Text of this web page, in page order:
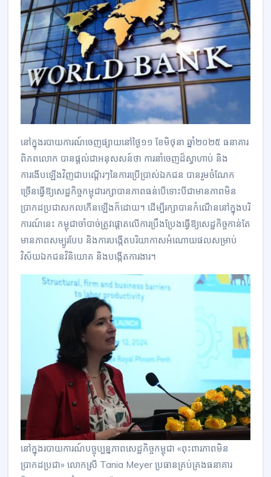
នៅក្នុងរបាយការណ៍ចេញផ្សាយនៅថ្ងៃ១១ ខែមិថុនា ឆ្នាំ២០២៥ ធនាគារ
ពិភពលោក បានផ្តល់ជាអនុសសន៍ថា ការនាំចេញដ៏ស្វាហាប់​ និង
ការងើបឡើងវិញជាបណ្តើរៗនៃការប្រើប្រាស់ឯកជន បាន​រួមចំណែក​
ច្រើន​ធ្វើ​ឱ្យ​សេដ្ឋកិច្ចកម្ពុជារក្សា​បាន​ភាពធន់បើទោះបីជាមានភាពមិន
ប្រាកដ​ប្រជា​សកលកើនឡើងក៏ដោយ។ ដើម្បីរក្សាបាន​កំណើននៅ​ក្នុង​បរិ
ការណ៍នេះ កម្ពុជាចាំបាច់ត្រូវ​ផ្តោតលើការ​ប្រឹង​ប្រែង​ធ្វើ​ឱ្យ​សេដ្ឋកិច្ចកាន់តែ
មានភាពសម្បូរបែប​​ និងការបង្កើតបរិយាកាសអំណោយផលសម្រាប់
វិស័យឯកជនវិនិយោគ និងបង្កើតការងារ។
​នៅ​ក្នុង​របាយការណ៍បច្ចុប្បន្នភាពសេដ្ឋកិច្ចកម្ពុជា​ «ពុះពារភាព​មិន​
ប្រាកដប្រជា​» លោកស្រី Tania Meyer ប្រធាន​គ្រប់គ្រងធនាគារ